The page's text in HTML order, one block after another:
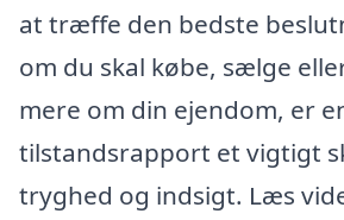
at træffe den bedste
om du skal købe, sælge
mere om din ejendom, er
tilstandsrapport et vigtigt
tryghed og indsigt. Læs